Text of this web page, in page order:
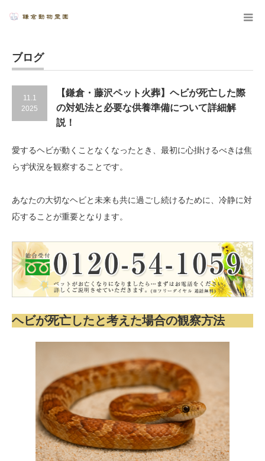
ブログ
11.1
2025
【鎌倉・藤沢ペット火葬】ヘビが死亡した際
の対処法と必要な供養準備について詳細解
説！
愛するヘビが動くことなくなったとき、最初に心掛けるべきは焦
らず状況を観察することです。
あなたの大切なヘビと未来も共に過ごし続けるために、冷静に対
応することが重要となります。
ヘビが死亡したと考えた場合の観察方法